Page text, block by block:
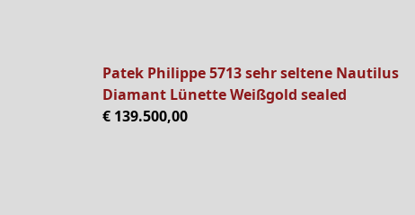
Patek Philippe 5713 sehr seltene Nautilus
Diamant Lünette Weißgold sealed
€ 139.500,00